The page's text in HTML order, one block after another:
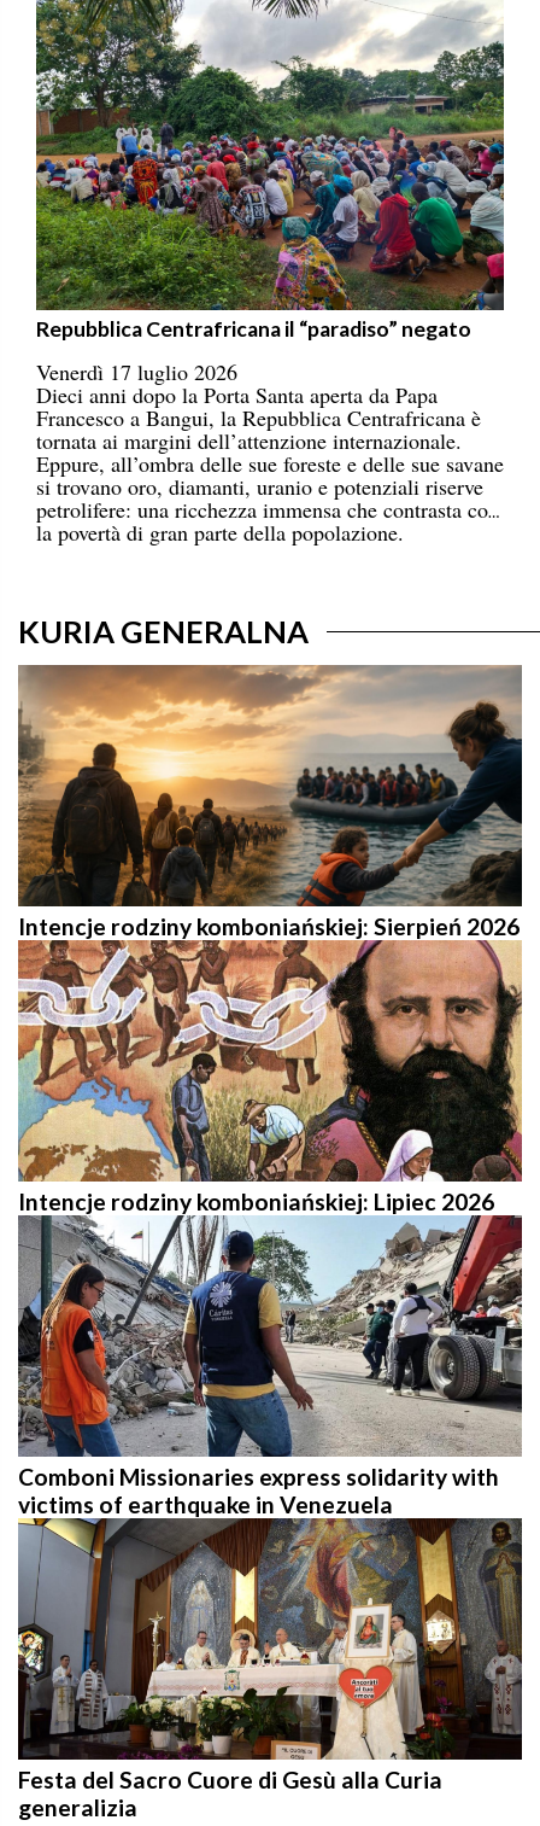
Repubblica Centrafricana il “paradiso” negato
Venerdì 17 luglio 2026
Dieci anni dopo la Porta Santa aperta da Papa
Francesco a Bangui, la Repubblica Centrafricana è
tornata ai margini dell’attenzione internazionale.
Eppure, all’ombra delle sue foreste e delle sue savane
si trovano oro, diamanti, uranio e potenziali riserve
petrolifere: una ricchezza immensa che contrasta con
la povertà di gran parte della popolazione.
KURIA GENERALNA
Intencje rodziny komboniańskiej: Sierpień 2026
Intencje rodziny komboniańskiej: Lipiec 2026
Comboni Missionaries express solidarity with
victims of earthquake in Venezuela
Festa del Sacro Cuore di Gesù alla Curia
generalizia